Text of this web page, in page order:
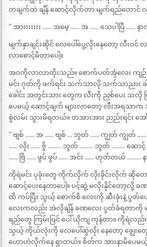
တချက်ထဲ ချိန် ဆောင့်လိုက်တာ မျက်ရည်တော
” အားးးးးးး …… အမေ့ …… အ …… သေပါပြီ ……
မျက်နှာချင်းဆိုင် လေပေါ်ပွေ့လိုးနေတော့ လီးဝင်
လာစောင့်မိတာပေါ့။
အဝကိုလာလာထိုးသည်။ စောက်ပတ်အုံလေး ကျဉ်ပ
မင်း ဂုတ်ကို ဖက်ရင်း သက်သာလို သက်သာညား ခ
ခေါင်း အတွင်းသား တွေက လီးကို ညှစ်ပေး သလို ဖြ
ပေမယ့် ဆောင့်ချက် များလာတော့ လီးအရသာ
စွဲလမ်း သွားမိရတယ်။ တအားအား ညည်းရင်း အ
” ဗျစ် …… အ …… ဗျစ် … ဘွတ် …… ကျွတ် ကျွတ်
…… လိုး …… ဇွိ ……… ဘွတ် ……… ဘွတ် ……… ဆောင့်
…… ဗြိ …… ဖွပ် ဖွပ် …… အင်း …… ဟုတ်တယ် ……… န
ကိုရဲမင်း ပုခုံးတွေ ကိုက်လိုက် လိုးခိုင်းလိုက် ဆိုတေ
ဆောင့်ပေးနေတာပေါ့။ ပင့်ဆွဲ့ မလိုးနိုင်တော့လို့ ခဏ
ထိ ကပ်ပြီး သွယ့် စောက်စိ လေးကို ဆီးခုံးနဲ့ ပွတ်
လေးကလည်း အဲလိုချိန် ခဏလေး ပွတ်ခံရတာကို မ
ရည်တွေ ကြမ်းပြင် ပေါ် ယိုကျ ကုန်တာ။ ကိုရဲလည်း
သွယ့် ကိုယ်လုံးကို လေပေါ်ဆွဲလိုး နေတော့ ချွေးတွေ
ဟောဟဲလိုက်နေ ရှာတယ်။ စိတ်က အားနာမိပေ